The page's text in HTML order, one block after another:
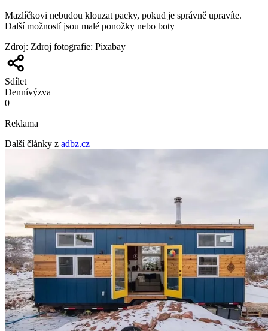
Mazlíčkovi nebudou klouzat packy, pokud je správně upravíte.
Další možností jsou malé ponožky nebo boty
Zdroj: Zdroj fotografie: Pixabay
Sdílet
Dennívýzva
0
Reklama
Další články z adbz.cz